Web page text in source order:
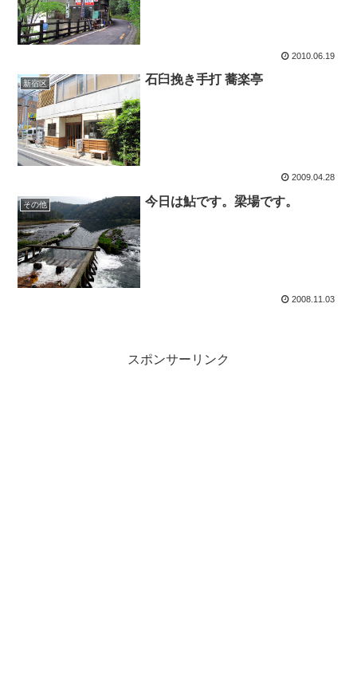
2010.06.19
新宿区 石臼挽き手打 蕎楽亭
2009.04.28
その他 今日は鮎です。梁場です。
2008.11.03
スポンサーリンク